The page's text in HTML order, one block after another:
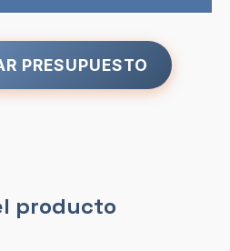
PRESUPUESTO
producto